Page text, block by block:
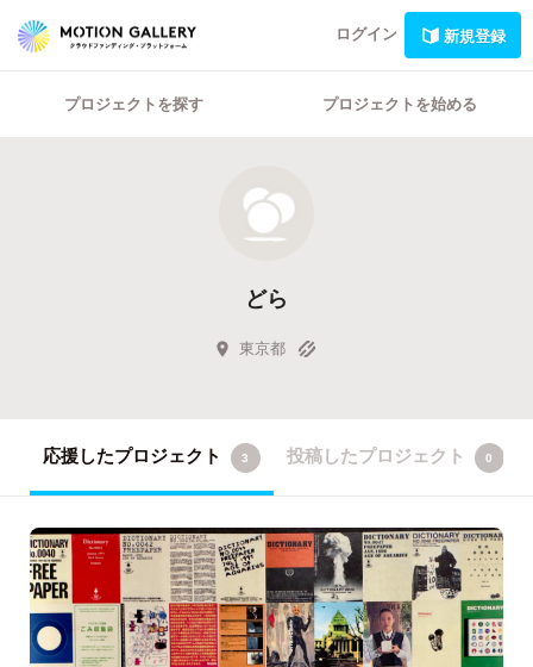
ログイン 新規登録
プロジェクトを探す プロジェクトを始める
どら
東京都
応援したプロジェクト 3 投稿したプロジェクト 0